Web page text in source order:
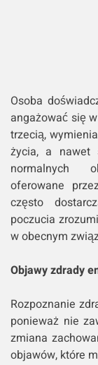
Osoba
angażować się
trzecią,
życia, a nawet
normalnych
oferowane
często
poczucia
w obecnym
Objawy zdrady
Rozpoznanie
ponieważ nie
zmiana
objawów, które